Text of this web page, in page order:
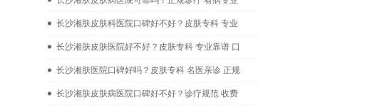
长沙湘肤皮肤科医院口碑好不好？皮肤专科 专业
长沙湘肤皮肤医院好不好？皮肤专科 专业靠谱 口
长沙湘肤医院口碑好吗？皮肤专科 名医亲诊 正规
长沙湘肤皮肤病医院口碑好不好？诊疗规范 收费